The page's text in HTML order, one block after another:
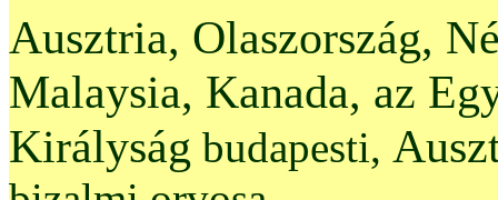
Ausztria, Olaszország,
Malaysia, Kanada, az
Királyság budapesti,